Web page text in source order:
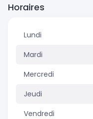
Horaires
Lundi
Mardi
Mercredi
Jeudi
Vendredi